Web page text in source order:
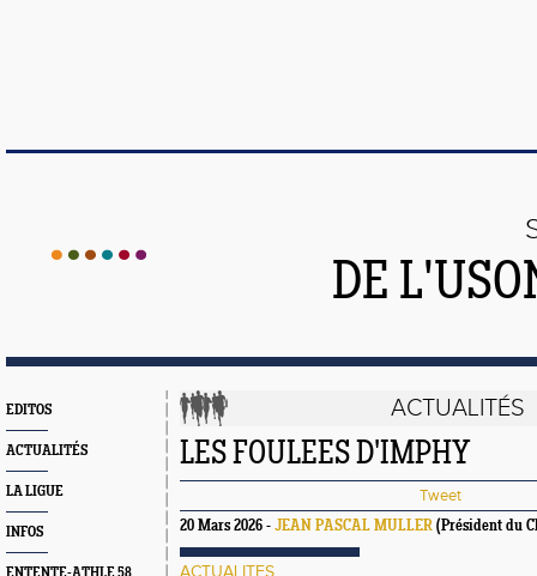
DE
EDITOS
ACTUALITÉS
LA LIGUE
INFOS
ACTUALITÉS
LES FOULEES D'IMPHY
Tweet
20 Mars 2026 - JEAN PASCAL MULLER (Président du